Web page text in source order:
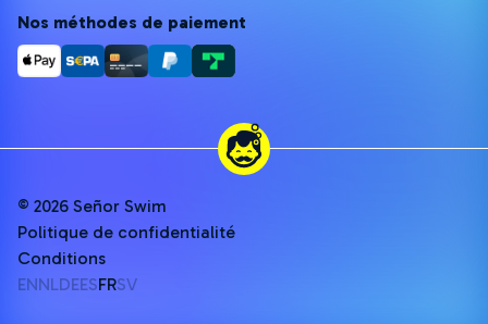
Nos méthodes de paiement
© 2026 Señor Swim
Politique de confidentialité
Conditions
ENNLDEESFRSV